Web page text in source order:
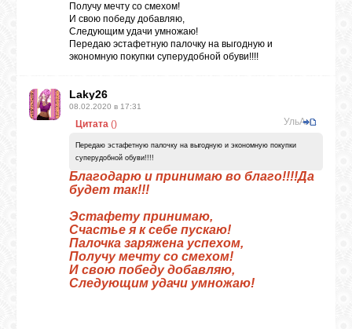
Получу мечту со смехом!
И свою победу добавляю,
Следующим удачи умножаю!
Передаю эстафетную палочку на выгодную и
экономную покупки суперудобной обуви!!!!
Laky26
08.02.2020 в 17:31
Цитата УльАна
()
Передаю эстафетную палочку на выгодную и экономную покупки
суперудобной обуви!!!!
Благодарю и принимаю во благо!!!!Да
будет так!!!
Эстафету принимаю,
Счастье я к себе пускаю!
Палочка заряжена успехом,
Получу мечту со смехом!
И свою победу добавляю,
Следующим удачи умножаю!